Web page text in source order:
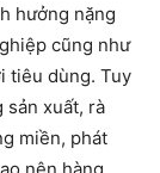
hưởng nặng
cũng như
tiêu dùng. Tuy
sản xuất, rà
miền, phát